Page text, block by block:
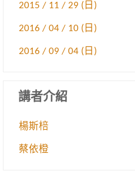
2015 / 11 / 29 (日)
2016 / 04 / 10 (日)
2016 / 09 / 04 (日)
講者介紹
楊斯棓
蔡依橙